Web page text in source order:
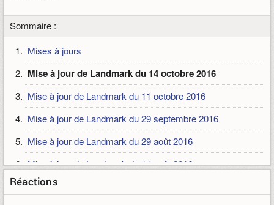
Sommaire :
Mises à jours
Mise à jour de Landmark du 14 octobre 2016
Mise à jour de Landmark du 11 octobre 2016
Mise à jour de Landmark du 29 septembre 2016
Mise à jour de Landmark du 29 août 2016
Mise à jour de Landmark du 11 août 2016
Réactions